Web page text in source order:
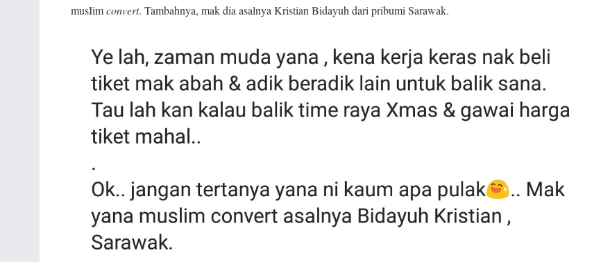
musIimconvert. Tambahnya, mak dia asalnya Kristian Bidayuh dari pribumi Sarawak.